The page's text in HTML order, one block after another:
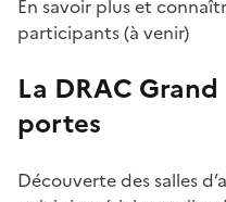
En savoir plus et
participants (à venir)
La DRAC
portes
Découverte des salles